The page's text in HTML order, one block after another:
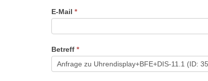
E-Mail *
Betreff *
lasse
Feld